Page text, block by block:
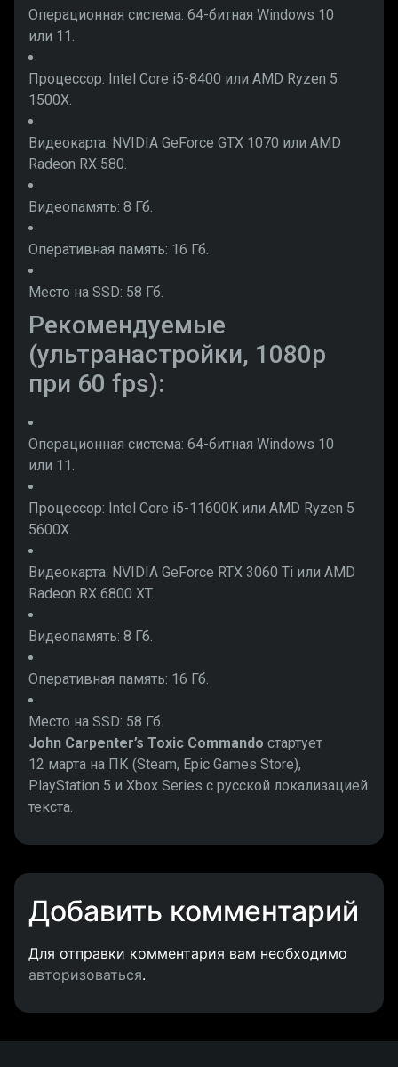
Операционная система: 64-битная Windows 10
или 11.
Процессор: Intel Core i5-8400 или AMD Ryzen 5
1500X.
Видеокарта: NVIDIA GeForce GTX 1070 или AMD
Radeon RX 580.
Видеопамять: 8 Гб.
Оперативная память: 16 Гб.
Место на SSD: 58 Гб.
Рекомендуемые
(ультранастройки, 1080p
при 60 fps):
Операционная система: 64-битная Windows 10
или 11.
Процессор: Intel Core i5-11600K или AMD Ryzen 5
5600X.
Видеокарта: NVIDIA GeForce RTX 3060 Ti или AMD
Radeon RX 6800 XT.
Видеопамять: 8 Гб.
Оперативная память: 16 Гб.
Место на SSD: 58 Гб.
John Carpenter’s Toxic Commando стартует
12 марта на ПК (Steam, Epic Games Store),
PlayStation 5 и Xbox Series с русской локализацией
текста.
Добавить комментарий
Для отправки комментария вам необходимо
авторизоваться.